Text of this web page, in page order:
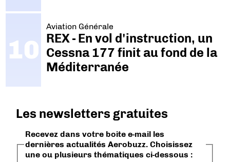
Aviation Générale
REX - En vol d'instruction, un
Cessna 177 finit au fond de la
Méditerranée
Les newsletters gratuites
Recevez dans votre boite e-mail les
dernières actualités Aerobuzz. Choisissez
une ou plusieurs thématiques ci-dessous :